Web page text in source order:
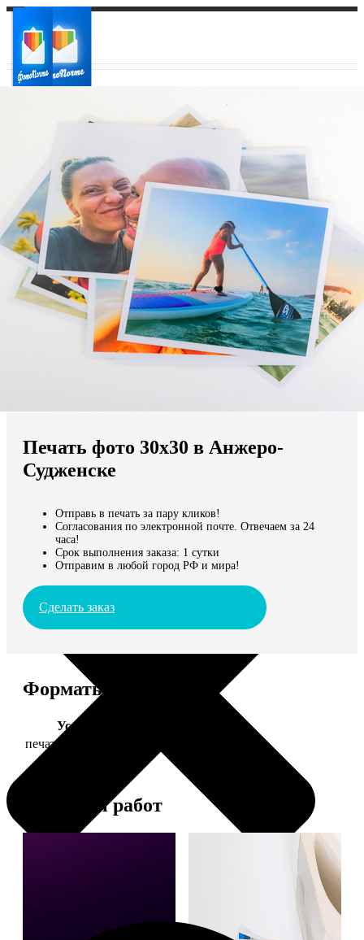
Ваш регион доставки
Выберите из списка:
Мы доставляем по всему миру
Продолжить без города
Печать фото 30х30 в Анжеро-
Судженске
Отправь в печать за пару кликов!
Согласования по электронной почте. Отвечаем за 24
часа!
Срок выполнения заказа: 1 сутки
Отправим в любой город РФ и мира!
Сделать заказ
Форматы и цены
Услуга
печать фото 30х30
Примеры работ